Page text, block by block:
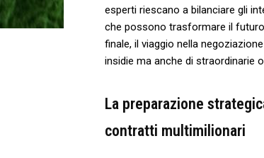
esperti riescano ‌a bilanciare gli
che possono trasformare il
finale, il ‍viaggio nella‌
insidie ma anche di straordinarie
La preparazione
contratti‍ multimilionari